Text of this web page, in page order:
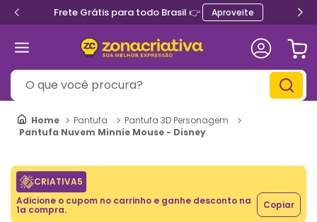
Ganhe 5% de desconto no
O que você procura?
Pantufa
Pantufa 3D Personagem
Pantufa Nuvem Minnie Mouse - Disney
CRIATIVA5
Adicione o cupom no carrinho e ganhe desconto na
1a compra. Copiar